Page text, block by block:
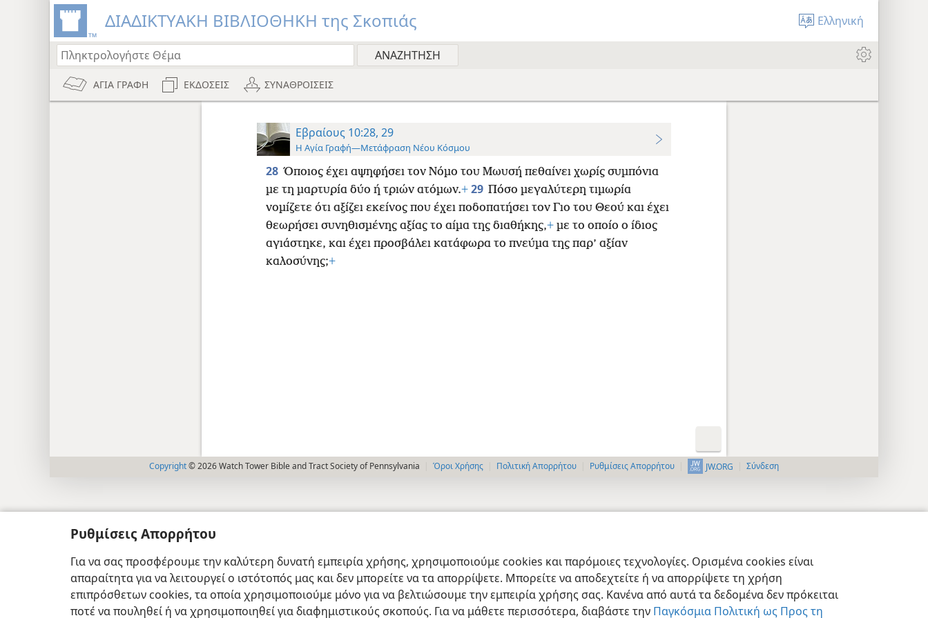
Ρυθμίσεις Απορρήτου
Για να σας προσφέρουμε την καλύτερη δυνατή εμπειρία χρήσης, χρησιμοποιούμε cookies και παρόμοιες τεχνολογίες. Ορισμένα cookies είναι
απαραίτητα για να λειτουργεί ο ιστότοπός μας και δεν μπορείτε να τα απορρίψετε. Μπορείτε να αποδεχτείτε ή να απορρίψετε τη χρήση
επιπρόσθετων cookies, τα οποία χρησιμοποιούμε μόνο για να βελτιώσουμε την εμπειρία χρήσης σας. Κανένα από αυτά τα δεδομένα δεν πρόκειται
ποτέ να πουληθεί ή να χρησιμοποιηθεί για διαφημιστικούς σκοπούς. Για να μάθετε περισσότερα, διαβάστε την Παγκόσμια Πολιτική ως Προς τη
ΔΙΑΔΙΚΤΥΑΚΗ ΒΙΒΛΙΟΘΗΚΗ της Σκοπιάς Ελληνική
ΑΓΙΑ ΓΡΑΦΗ ΕΚΔΟΣΕΙΣ ΣΥΝΑΘΡΟΙΣΕΙΣ
Εβραίους 10:28, 29
Η Αγία Γραφή—Μετάφραση Νέου Κόσμου
28 Όποιος έχει αψηφήσει τον Νόμο του Μωυσή πεθαίνει χωρίς συμπόνια
με τη μαρτυρία δύο ή τριών ατόμων.+ 29 Πόσο μεγαλύτερη τιμωρία
νομίζετε ότι αξίζει εκείνος που έχει ποδοπατήσει τον Γιο του Θεού και έχει
θεωρήσει συνηθισμένης αξίας το αίμα της διαθήκης,+με το οποίο ο ίδιος
αγιάστηκε, και έχει προσβάλει κατάφωρα το πνεύμα της παρ’ αξίαν
καλοσύνης;+
Copyright© 2026 Watch Tower Bible and Tract Society of Pennsylvania Όροι Χρήσης Πολιτική Απορρήτου Ρυθμίσεις Απορρήτου JW.ORG Σύνδεση